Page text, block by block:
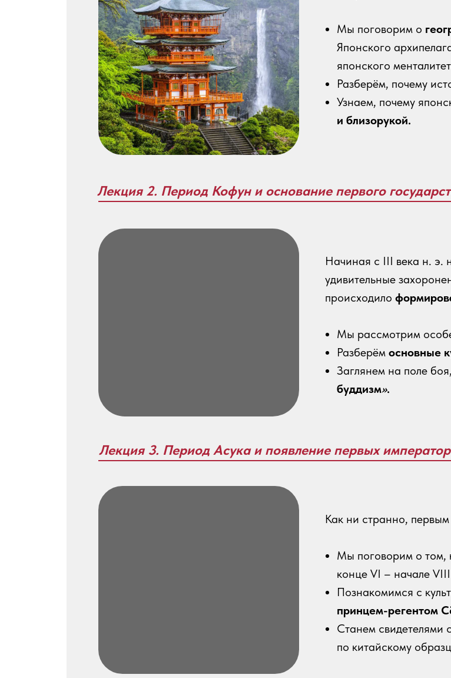
Мы поговорим о
Японского
японского
Разберём, почему
Узнаем, почему
и близорукой.
Лекция 2. Период Кофун и основание первого
Начиная с III века н. э.
удивительные
происходило
Мы рассмотрим
Разберём основные
Заглянем на поле
буддизм».
Лекция 3. Период Асука и появление первых
Как ни странно,
Мы поговорим о том,
конце VI – начале
Познакомимся с
принцем-регентом
Станем свидетелями
по китайскому